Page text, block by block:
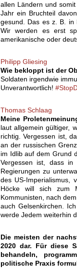
allen Ländern und
Jahr ein Bruchteil
gesund. Das es z. B. in
Wir werden es erst
amerikanische oder
Philipp Gliesing
Wie bekloppt ist der
Soldaten irgendwie
Unverantwortlich!
Thomas Schlaag
Meine
laut allgemein gültiger,
richtig. Vergessen ist,
an der russischen
im Idlib auf dem Grund
Vergessen ist, dass in
Regierungen zu
des US-Imperialismus,
Höcke will sich zum
Kommunisten, nach
auch Gelsenkirchen.
werde Jedem weiterhin
Die meisten der
2020 dar. Für diese
behandeln,
politische Praxis